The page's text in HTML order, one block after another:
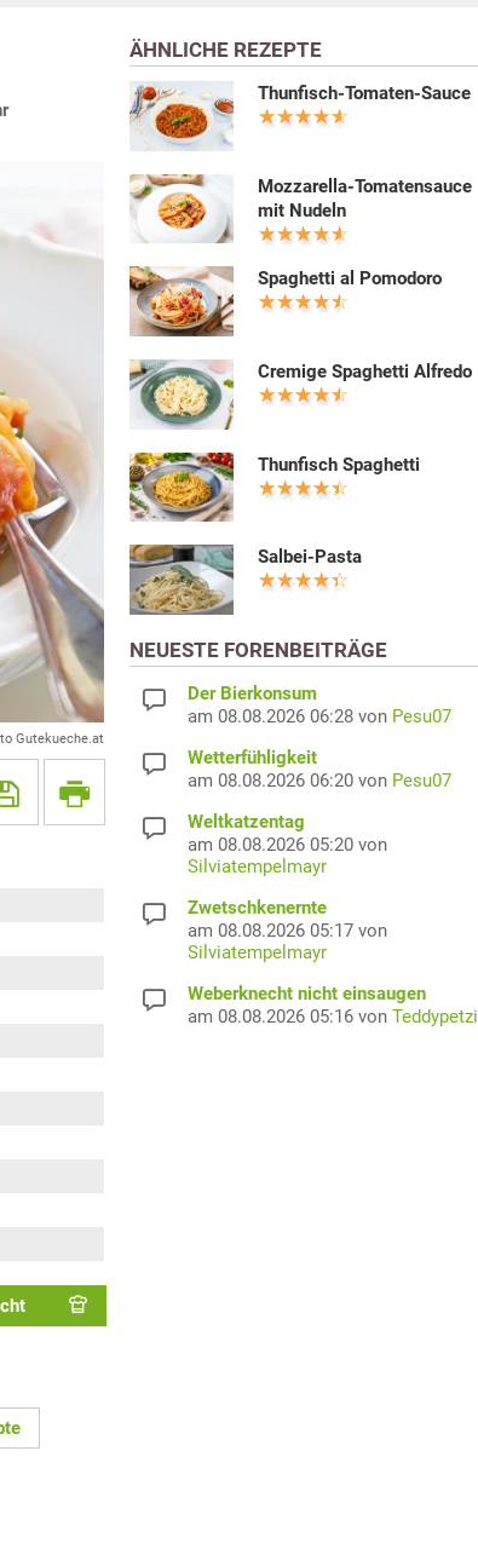
Gutekueche.at
ÄHNLICHE REZEPTE
Thunfisch-Tomaten-Sauce
Mozzarella-Tomatensauce
mit Nudeln
Spaghetti al Pomodoro
Cremige Spaghetti Alfredo
Thunfisch Spaghetti
Salbei-Pasta
NEUESTE FORENBEITRÄGE
Der Bierkonsum
am 08.08.2026 06:28 von Pesu07
Wetterfühligkeit
am 08.08.2026 06:20 von Pesu07
Weltkatzentag
am 08.08.2026 05:20 von
Silviatempelmayr
Zwetschkenernte
am 08.08.2026 05:17 von
Silviatempelmayr
Weberknecht nicht einsaugen
am 08.08.2026 05:16 von Teddypetzi